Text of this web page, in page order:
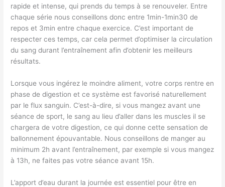
rapide et intense, qui prends du temps à se renouveler. Entre
chaque série nous conseillons donc entre 1min-1min30 de
repos et 3min entre chaque exercice. C’est important de
respecter ces temps, car cela permet d’optimiser la circulation
du sang durant l’entraînement afin d’obtenir les meilleurs
résultats.
Lorsque vous ingérez le moindre aliment, votre corps rentre en
phase de digestion et ce système est favorisé naturellement
par le flux sanguin. C’est-à-dire, si vous mangez avant une
séance de sport, le sang au lieu d’aller dans les muscles il se
chargera de votre digestion, ce qui donne cette sensation de
ballonnement épouvantable. Nous conseillons de manger au
minimum 2h avant l’entraînement, par exemple si vous mangez
à 13h, ne faites pas votre séance avant 15h.
L’apport d’eau durant la journée est essentiel pour être en